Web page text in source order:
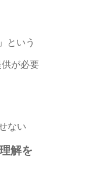
という
が必要
ない
解を